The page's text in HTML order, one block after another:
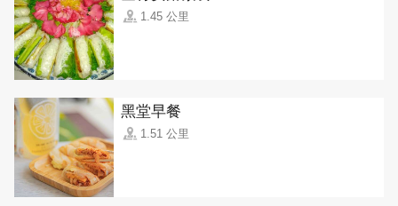
1.45 公里
黑堂早餐
1.51 公里